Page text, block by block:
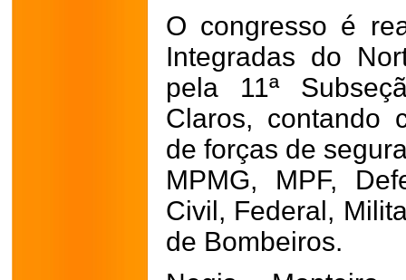
O congresso é
Integradas do
pela 11ª
Claros, contando
de forças de
MPMG, MPF,
Civil, Federal,
de Bombeiros.